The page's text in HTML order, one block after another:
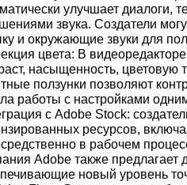
улучшает диалоги,
звука. Создатели
и окружающие звуки для
цвета: В
насыщенность,
ползунки позволяют
работы с настройками
с Adobe Stock:
ресурсов,
в рабочем
Adobe также
новый уровень